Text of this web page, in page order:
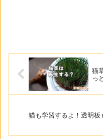
猫
っ
猫も学習するよ！透明板